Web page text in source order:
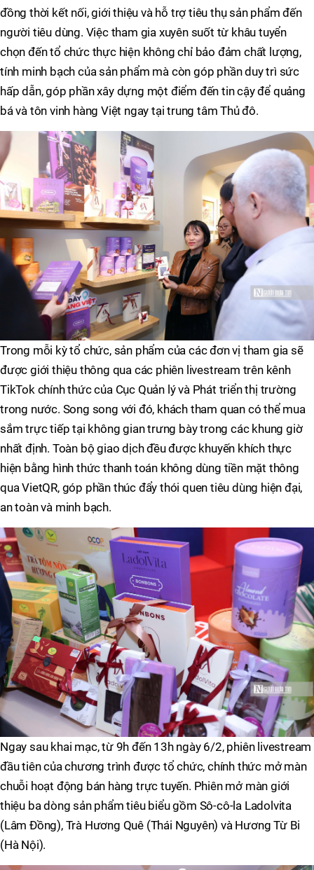
đồng thời kết nối, giới thiệu và hỗ trợ tiêu thụ sản phẩm đến
người tiêu dùng. Việc tham gia xuyên suốt từ khâu tuyển
chọn đến tổ chức thực hiện không chỉ bảo đảm chất lượng,
tính minh bạch của sản phẩm mà còn góp phần duy trì sức
hấp dẫn, góp phần xây dựng một điểm đến tin cậy để quảng
bá và tôn vinh hàng Việt ngay tại trung tâm Thủ đô.
Trong mỗi kỳ tổ chức, sản phẩm của các đơn vị tham gia sẽ
được giới thiệu thông qua các phiên livestream trên kênh
TikTok chính thức của Cục Quản lý và Phát triển thị trường
trong nước. Song song với đó, khách tham quan có thể mua
sắm trực tiếp tại không gian trưng bày trong các khung giờ
nhất định. Toàn bộ giao dịch đều được khuyến khích thực
hiện bằng hình thức thanh toán không dùng tiền mặt thông
qua VietQR, góp phần thúc đẩy thói quen tiêu dùng hiện đại,
an toàn và minh bạch.
Ngay sau khai mạc, từ 9h đến 13h ngày 6/2, phiên livestream
đầu tiên của chương trình được tổ chức, chính thức mở màn
chuỗi hoạt động bán hàng trực tuyến. Phiên mở màn giới
thiệu ba dòng sản phẩm tiêu biểu gồm Sô-cô-la Ladolvita
(Lâm Đồng), Trà Hương Quê (Thái Nguyên) và Hương Từ Bi
(Hà Nội).